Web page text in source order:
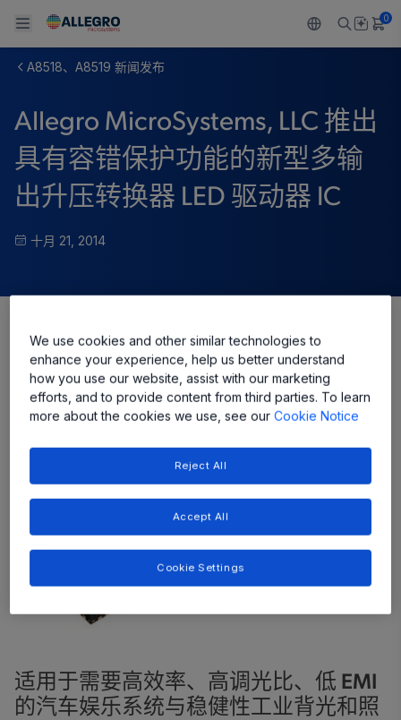
Back To Main Menu
产品
感应
Back To Main Menu
应用
汽车
Back To Main Menu
技术支持
设计和开发
Back To Main Menu
技术资源
Resource Center
Back To Main Menu
关于 ALLEGRO
我们的公司
联系我们
0
A8518、A8519 新闻发布
Allegro MicroSystems, LLC 推出
具有容错保护功能的新型多输
出升压转换器 LED 驱动器 IC
十月 21, 2014
Share
适用于需要高效率、高调光比、低 EMI
的汽车娱乐系统与稳健性工业背光和照
We use cookies and other similar technologies to
enhance your experience, help us better understand
how you use our website, assist with our marketing
efforts, and to provide content from third parties. To learn
more about the cookies we use, see ourCookie Notice
Reject All
Accept All
Cookie Settings